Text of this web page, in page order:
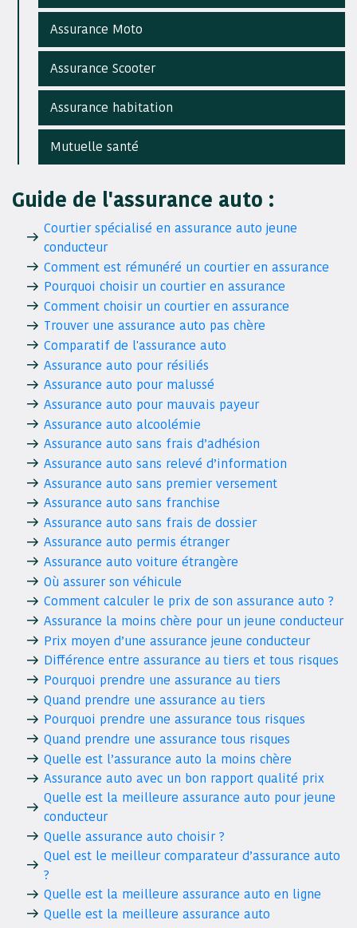
Assurance Moto
Assurance Scooter
Assurance habitation
Mutuelle santé
Guide de l'assurance auto :
Courtier spécialisé en assurance auto jeune
conducteur
Comment est rémunéré un courtier en assurance
Pourquoi choisir un courtier en assurance
Comment choisir un courtier en assurance
Trouver une assurance auto pas chère
Comparatif de l'assurance auto
Assurance auto pour résiliés
Assurance auto pour malussé
Assurance auto pour mauvais payeur
Assurance auto alcoolémie
Assurance auto sans frais d’adhésion
Assurance auto sans relevé d’information
Assurance auto sans premier versement
Assurance auto sans franchise
Assurance auto sans frais de dossier
Assurance auto permis étranger
Assurance auto voiture étrangère
Où assurer son véhicule
Comment calculer le prix de son assurance auto ?
Assurance la moins chère pour un jeune conducteur
Prix moyen d’une assurance jeune conducteur
Différence entre assurance au tiers et tous risques
Pourquoi prendre une assurance au tiers
Quand prendre une assurance au tiers
Pourquoi prendre une assurance tous risques
Quand prendre une assurance tous risques
Quelle est l’assurance auto la moins chère
Assurance auto avec un bon rapport qualité prix
Quelle est la meilleure assurance auto pour jeune
conducteur
Quelle assurance auto choisir ?
Quel est le meilleur comparateur d’assurance auto
?
Quelle est la meilleure assurance auto en ligne
Quelle est la meilleure assurance auto